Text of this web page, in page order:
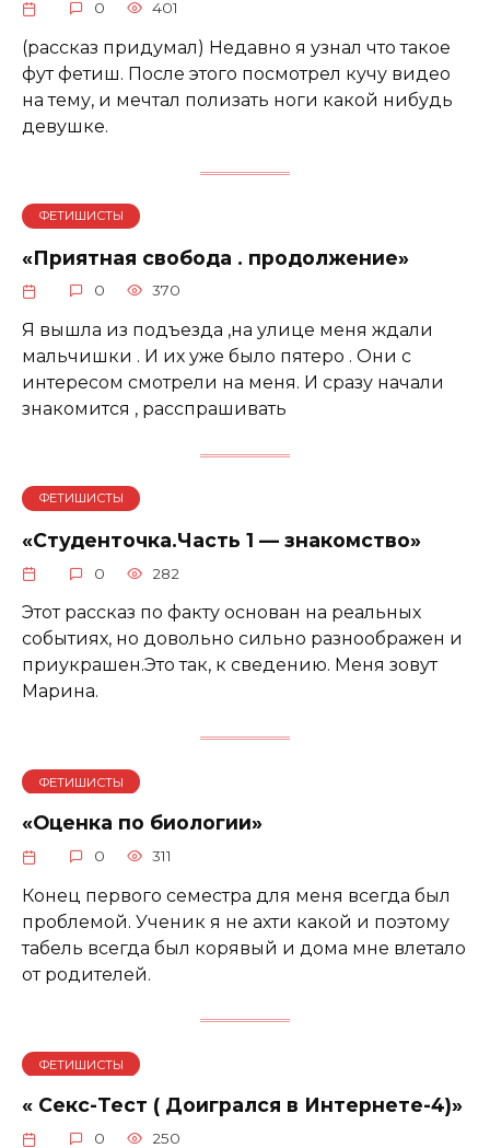
0 401
(рассказ придумал) Недавно я узнал что такое
фут фетиш. После этого посмотрел кучу видео
на тему, и мечтал полизать ноги какой нибудь
девушке.
ФЕТИШИСТЫ
«Приятная свобода . продолжение»
0 370
Я вышла из подъезда ,на улице меня ждали
мальчишки . И их уже было пятеро . Они с
интересом смотрели на меня. И сразу начали
знакомится , расспрашивать
ФЕТИШИСТЫ
«Студенточка.Часть 1 — знакомство»
0 282
Этот рассказ по факту основан на реальных
событиях, но довольно сильно разноображен и
приукрашен.Это так, к сведению. Меня зовут
Марина.
ФЕТИШИСТЫ
«Оценка по биологии»
0 311
Конец первого семестра для меня всегда был
проблемой. Ученик я не ахти какой и поэтому
табель всегда был корявый и дома мне влетало
от родителей.
ФЕТИШИСТЫ
« Секс-Тест ( Доигрался в Интернете-4)»
0 250